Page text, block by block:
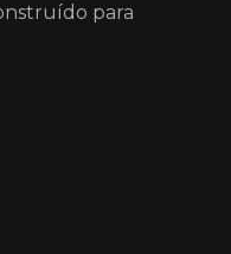
para